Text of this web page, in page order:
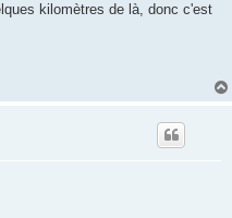
kilomètres de là, donc c'est